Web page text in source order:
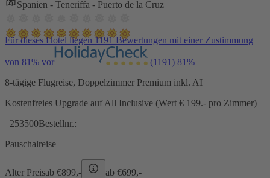
Spanien - Teneriffa - Puerto de la Cruz
Für dieses Hotel liegen 1191 Bewertungen mit einer Zustimmung
von 81% vor (1191) 81%
8-tägige Flugreise, Doppelzimmer Premium inkl. AI
Kostenfreies Upgrade auf All Inclusive (Wert € 199.- pro Zimmer)
253500Bestellnr.:
Pauschalreise
Alter Preisab €899,- ab €699,-